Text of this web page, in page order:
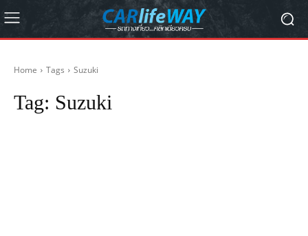
Home Tags Suzuki
Tag: Suzuki